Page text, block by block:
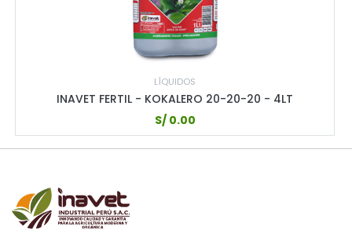
LÍQUIDOS
INAVET FERTIL - KOKALERO 20-20-20 - 4LT
S/ 0.00